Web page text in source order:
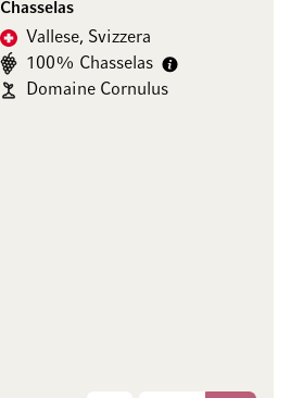
Chasselas
Vallese, Svizzera
100% Chasselas
Domaine Cornulus